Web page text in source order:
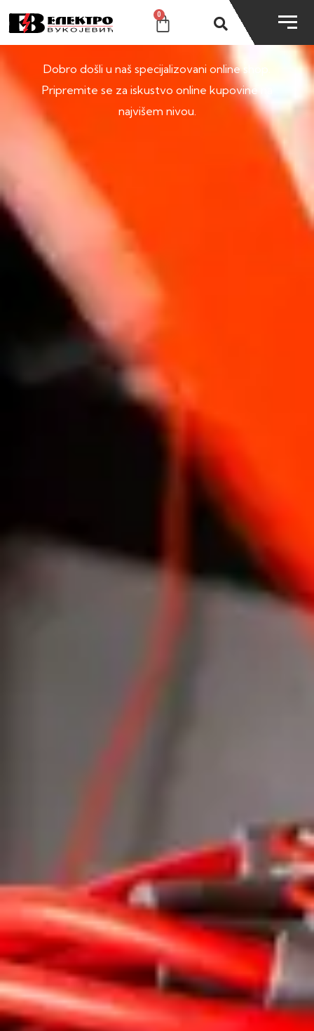
0
SHOP
Dobro došli u naš specijalizovani online shop.
Pripremite se za iskustvo online kupovine na
najvišem nivou.